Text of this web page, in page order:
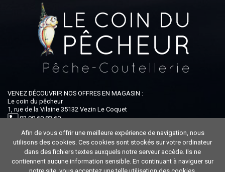
VENEZ DÉCOUVRIR NOS OFFRES EN MAGASIN :
Le coin du pêcheur
1, rue de la Vilaine 35132 Vezin Le Coquet
02 99 60 82 60
Ouvert du lundi au samedi : 9h-12h30 / 14h-19h
Afin de vous offrir une meilleure expérience de navigation, nous
utilisons des cookies. Ces cookies sont stockés sur votre ordinateur
dans des fichiers textes auxquels notre serveur accède. Ils ne
contiennent aucune information sensible. En continuant à naviguer sur